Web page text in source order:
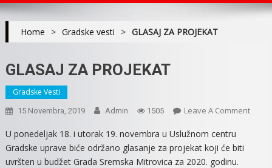
Home > Gradske vesti > GLASAJ ZA PROJEKAT
GLASAJ ZA PROJEKAT
Gradske Vesti
15 Novembra, 2019 Admin 1505 Leave A CommentOn
U ponedeljak 18. i utorak 19. novembra u Uslužnom centru
Gradske uprave biće održano glasanje za projekat koji će biti
uvršten u budžet Grada Sremska Mitrovica za 2020. godinu.